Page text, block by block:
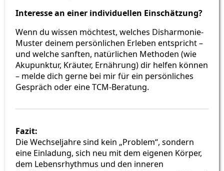
Interesse an einer individuellen Einschätzung?
Wenn du wissen möchtest, welches Disharmonie-
Muster deinem persönlichen Erleben entspricht –
und welche sanften, natürlichen Methoden (wie
Akupunktur, Kräuter, Ernährung) dir helfen können
– melde dich gerne bei mir für ein persönliches
Gespräch oder eine TCM-Beratung.
Fazit:
Die Wechseljahre sind kein „Problem“, sondern
eine Einladung, sich neu mit dem eigenen Körper,
dem Lebensrhythmus und den inneren